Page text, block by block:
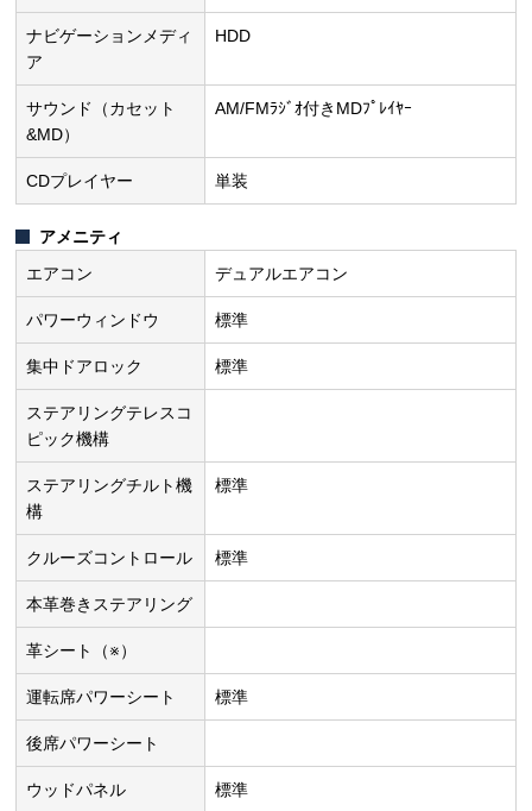
ナビゲーションメディ
ア
HDD
サウンド（カセット
&MD）
AM/FMﾗｼﾞｵ付きMDﾌﾟﾚｲﾔｰ
CDプレイヤー 単装
アメニティ
エアコン
デュアルエアコン
パワーウィンドウ 標準
集中ドアロック 標準
ステアリングテレスコ
ピック機構
ステアリングチルト機
構
標準
クルーズコントロール 標準
本革巻きステアリング
革シート（※）
運転席パワーシート 標準
後席パワーシート
ウッドパネル 標準